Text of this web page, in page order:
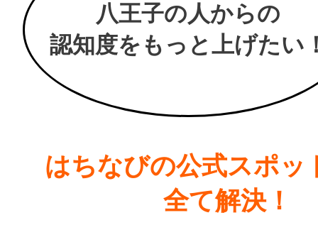
八王子の人からの
認知度をもっと上げたい
はちなびの公式スポッ
全て解決！